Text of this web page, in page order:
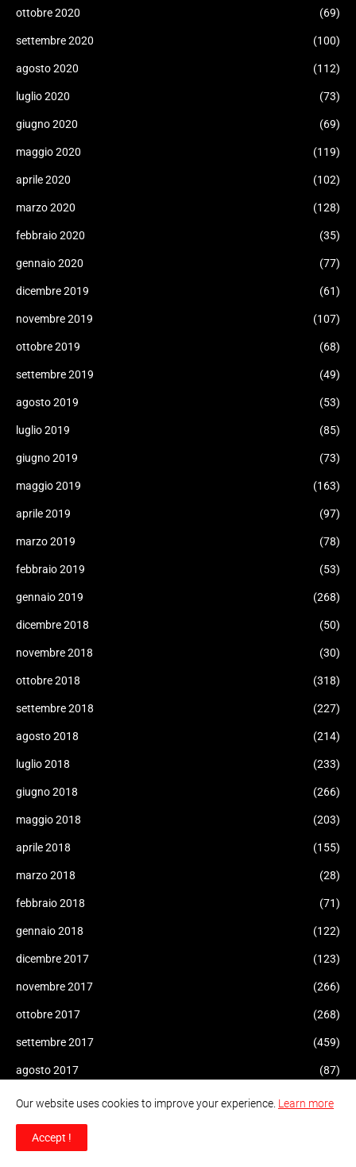
ottobre 2020 (69)
settembre 2020 (100)
agosto 2020 (112)
luglio 2020 (73)
giugno 2020 (69)
maggio 2020 (119)
aprile 2020 (102)
marzo 2020 (128)
febbraio 2020 (35)
gennaio 2020 (77)
dicembre 2019 (61)
novembre 2019 (107)
ottobre 2019 (68)
settembre 2019 (49)
agosto 2019 (53)
luglio 2019 (85)
giugno 2019 (73)
maggio 2019 (163)
aprile 2019 (97)
marzo 2019 (78)
febbraio 2019 (53)
gennaio 2019 (268)
dicembre 2018 (50)
novembre 2018 (30)
ottobre 2018 (318)
settembre 2018 (227)
agosto 2018 (214)
luglio 2018 (233)
giugno 2018 (266)
maggio 2018 (203)
aprile 2018 (155)
marzo 2018 (28)
febbraio 2018 (71)
gennaio 2018 (122)
dicembre 2017 (123)
novembre 2017 (266)
ottobre 2017 (268)
settembre 2017 (459)
agosto 2017 (87)
luglio 2017
giugno 2017
maggio 2017
Our website uses cookies to improve your experience. Learn more
Accept !